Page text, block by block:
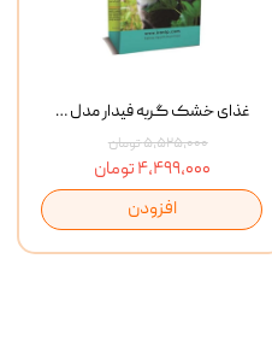
غذای خشک گربه فیدار مدل Adult وزن 10 کیلوگرم
۵,۵۲۵,۰۰۰ تومان
۴,۴۹۹,۰۰۰ تومان
افزودن